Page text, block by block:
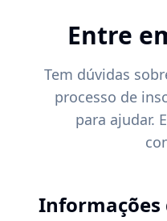
Entre
Tem dúvidas
processo de
para ajudar.
Informações